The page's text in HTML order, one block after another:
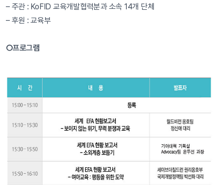
– 주관 : KoFID 교육개발협력분과 소속 14개 단체
– 후원 : 교육부
○프로그램